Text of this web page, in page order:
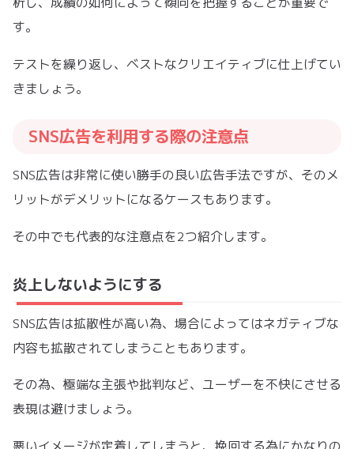
す。
テストを繰り返し、ベストなクリエイティブに仕上げてい
きましょう。
SNS広告を利用する際の注意点
SNS広告は非常に使い勝手の良い広告手法ですが、そのメ
リットがデメリットになるケースもあります。
その中でも代表的な注意点を2つ紹介します。
炎上しないようにする
SNS広告は拡散性が高い為、場合によってはネガティブな
内容も拡散されてしまうこともあります。
その為、極端な主張や批判など、ユーザーを不快にさせる
表現は避けましょう。